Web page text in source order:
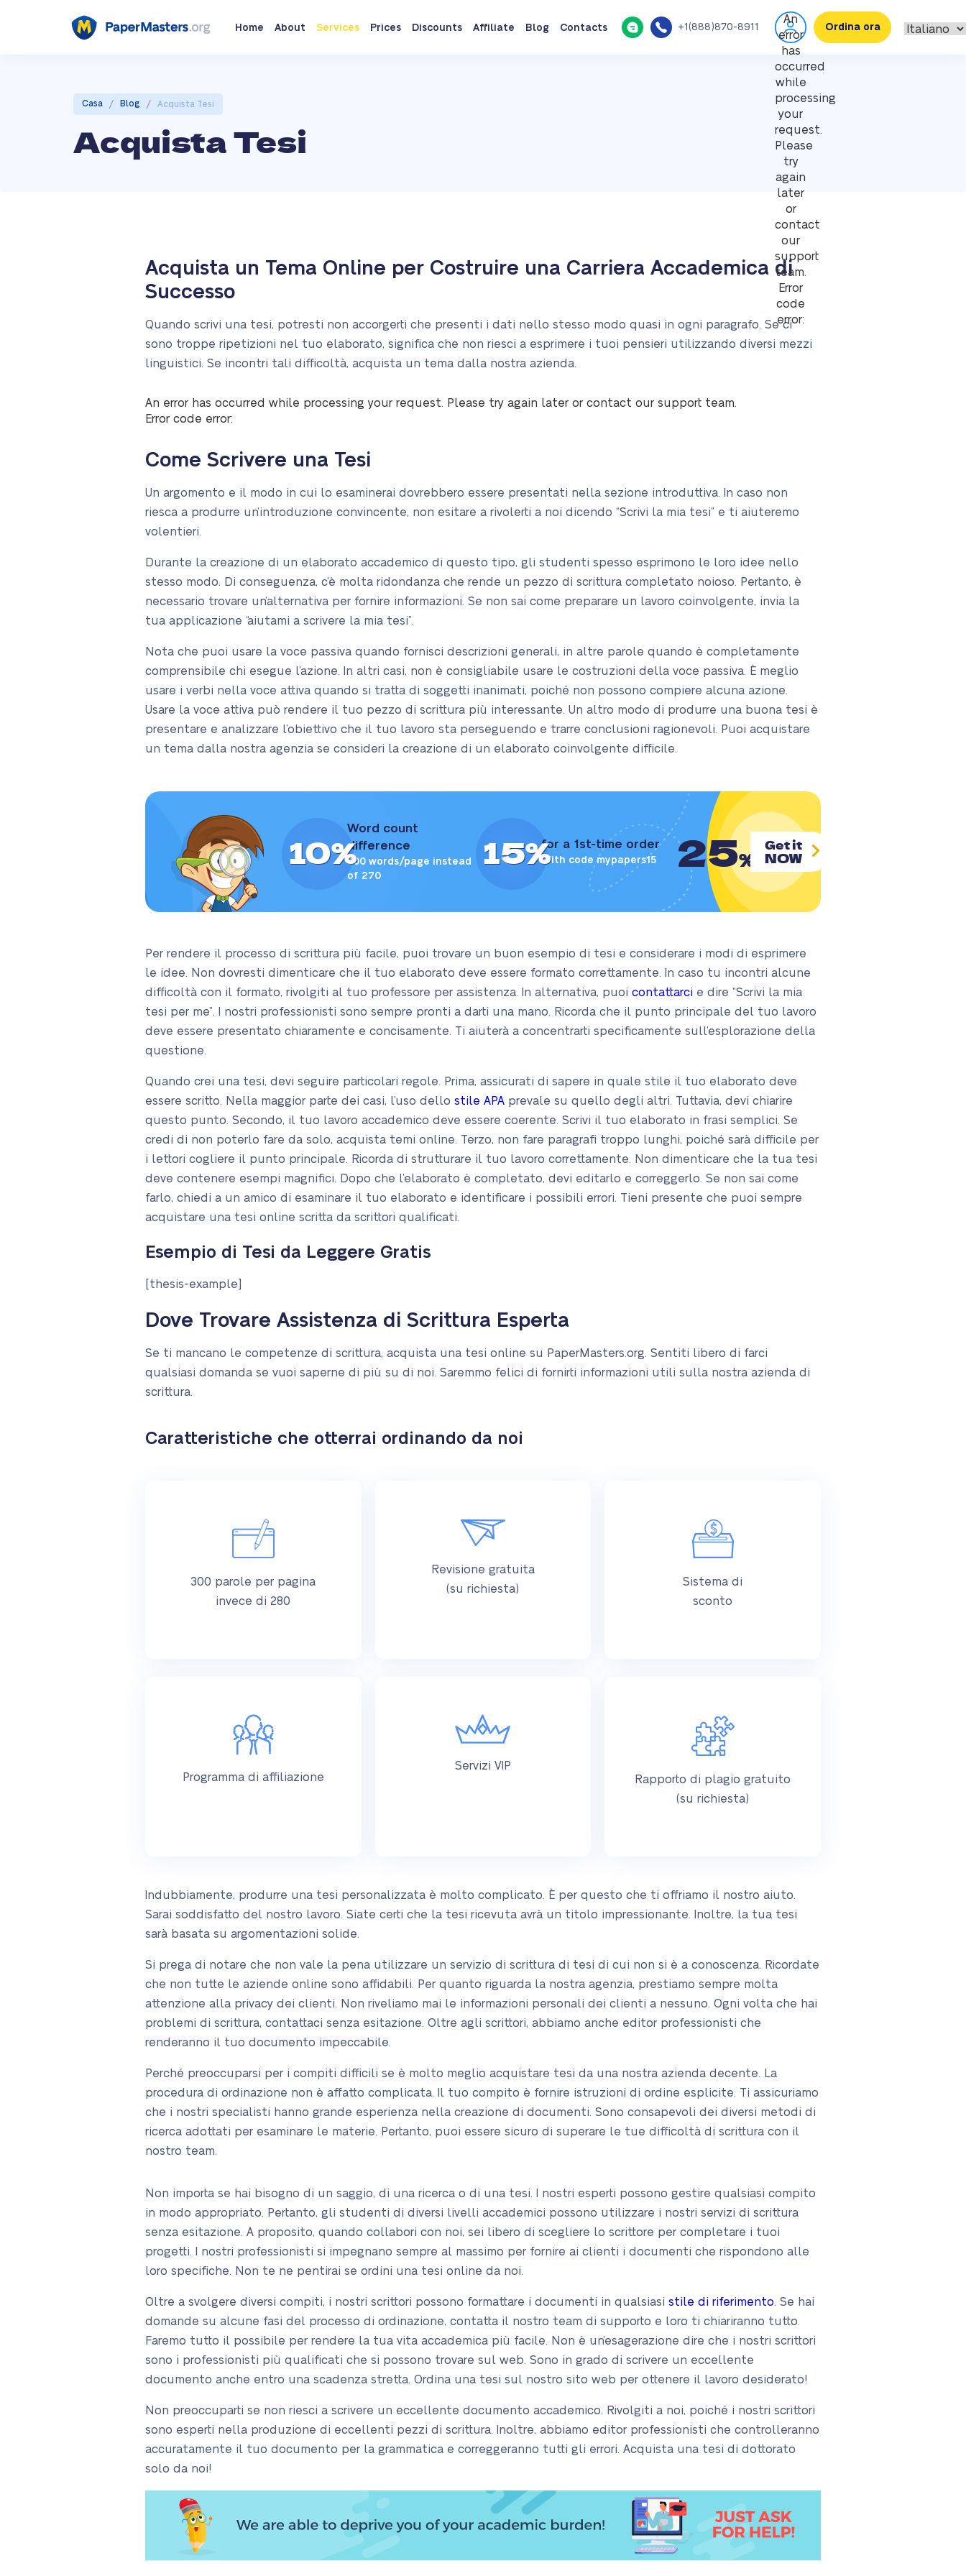
Home About Services Prices Discounts Affiliate Blog Contacts +1(888)870-8911
An
error
has
occurred
while
processing
your
request.
Please
try
again
later
or
contact
our
support
team.
Error
code
error:
Ordina ora
Casa / Blog / Acquista Tesi
Acquista Tesi
Acquista un Tema Online per Costruire una Carriera Accademica di
Successo
Quando scrivi una tesi, potresti non accorgerti che presenti i dati nello stesso modo quasi in ogni paragrafo. Se ci
sono troppe ripetizioni nel tuo elaborato, significa che non riesci a esprimere i tuoi pensieri utilizzando diversi mezzi
linguistici. Se incontri tali difficoltà, acquista un tema dalla nostra azienda.
An error has occurred while processing your request. Please try again later or contact our support team.
Error code error:
Come Scrivere una Tesi
Un argomento e il modo in cui lo esaminerai dovrebbero essere presentati nella sezione introduttiva. In caso non
riesca a produrre un’introduzione convincente, non esitare a rivolerti a noi dicendo “Scrivi la mia tesi” e ti aiuteremo
volentieri.
Durante la creazione di un elaborato accademico di questo tipo, gli studenti spesso esprimono le loro idee nello
stesso modo. Di conseguenza, c’è molta ridondanza che rende un pezzo di scrittura completato noioso. Pertanto, è
necessario trovare un’alternativa per fornire informazioni. Se non sai come preparare un lavoro coinvolgente, invia la
tua applicazione “aiutami a scrivere la mia tesi”.
Nota che puoi usare la voce passiva quando fornisci descrizioni generali, in altre parole quando è completamente
comprensibile chi esegue l’azione. In altri casi, non è consigliabile usare le costruzioni della voce passiva. È meglio
usare i verbi nella voce attiva quando si tratta di soggetti inanimati, poiché non possono compiere alcuna azione.
Usare la voce attiva può rendere il tuo pezzo di scrittura più interessante. Un altro modo di produrre una buona tesi è
presentare e analizzare l’obiettivo che il tuo lavoro sta perseguendo e trarre conclusioni ragionevoli. Puoi acquistare
un tema dalla nostra agenzia se consideri la creazione di un elaborato coinvolgente difficile.
10%
Word count
difference
300 words/page instead
of 270
15%for a 1st-time order
With code mypapers15 25%
Get it
NOW
Per rendere il processo di scrittura più facile, puoi trovare un buon esempio di tesi e considerare i modi di esprimere
le idee. Non dovresti dimenticare che il tuo elaborato deve essere formato correttamente. In caso tu incontri alcune
difficoltà con il formato, rivolgiti al tuo professore per assistenza. In alternativa, puoi contattarci e dire “Scrivi la mia
tesi per me”. I nostri professionisti sono sempre pronti a darti una mano. Ricorda che il punto principale del tuo lavoro
deve essere presentato chiaramente e concisamente. Ti aiuterà a concentrarti specificamente sull’esplorazione della
questione.
Quando crei una tesi, devi seguire particolari regole. Prima, assicurati di sapere in quale stile il tuo elaborato deve
essere scritto. Nella maggior parte dei casi, l’uso dello stile APA prevale su quello degli altri. Tuttavia, devi chiarire
questo punto. Secondo, il tuo lavoro accademico deve essere coerente. Scrivi il tuo elaborato in frasi semplici. Se
credi di non poterlo fare da solo, acquista temi online. Terzo, non fare paragrafi troppo lunghi, poiché sarà difficile per
i lettori cogliere il punto principale. Ricorda di strutturare il tuo lavoro correttamente. Non dimenticare che la tua tesi
deve contenere esempi magnifici. Dopo che l’elaborato è completato, devi editarlo e correggerlo. Se non sai come
farlo, chiedi a un amico di esaminare il tuo elaborato e identificare i possibili errori. Tieni presente che puoi sempre
acquistare una tesi online scritta da scrittori qualificati.
Esempio di Tesi da Leggere Gratis
[thesis-example]
Dove Trovare Assistenza di Scrittura Esperta
Se ti mancano le competenze di scrittura, acquista una tesi online su PaperMasters.org. Sentiti libero di farci
qualsiasi domanda se vuoi saperne di più su di noi. Saremmo felici di fornirti informazioni utili sulla nostra azienda di
scrittura.
Caratteristiche che otterrai ordinando da noi
300 parole per pagina
invece di 280
Revisione gratuita
(su richiesta)
Sistema di
sconto
Programma di affiliazione
Servizi VIP
Rapporto di plagio gratuito
(su richiesta)
Indubbiamente, produrre una tesi personalizzata è molto complicato. È per questo che ti offriamo il nostro aiuto.
Sarai soddisfatto del nostro lavoro. Siate certi che la tesi ricevuta avrà un titolo impressionante. Inoltre, la tua tesi
sarà basata su argomentazioni solide.
Si prega di notare che non vale la pena utilizzare un servizio di scrittura di tesi di cui non si è a conoscenza. Ricordate
che non tutte le aziende online sono affidabili. Per quanto riguarda la nostra agenzia, prestiamo sempre molta
attenzione alla privacy dei clienti. Non riveliamo mai le informazioni personali dei clienti a nessuno. Ogni volta che hai
problemi di scrittura, contattaci senza esitazione. Oltre agli scrittori, abbiamo anche editor professionisti che
renderanno il tuo documento impeccabile.
Perché preoccuparsi per i compiti difficili se è molto meglio acquistare tesi da una nostra azienda decente. La
procedura di ordinazione non è affatto complicata. Il tuo compito è fornire istruzioni di ordine esplicite. Ti assicuriamo
che i nostri specialisti hanno grande esperienza nella creazione di documenti. Sono consapevoli dei diversi metodi di
ricerca adottati per esaminare le materie. Pertanto, puoi essere sicuro di superare le tue difficoltà di scrittura con il
nostro team.
Non importa se hai bisogno di un saggio, di una ricerca o di una tesi. I nostri esperti possono gestire qualsiasi compito
in modo appropriato. Pertanto, gli studenti di diversi livelli accademici possono utilizzare i nostri servizi di scrittura
senza esitazione. A proposito, quando collabori con noi, sei libero di scegliere lo scrittore per completare i tuoi
progetti. I nostri professionisti si impegnano sempre al massimo per fornire ai clienti i documenti che rispondono alle
loro specifiche. Non te ne pentirai se ordini una tesi online da noi.
Oltre a svolgere diversi compiti, i nostri scrittori possono formattare i documenti in qualsiasi stile di riferimento. Se hai
domande su alcune fasi del processo di ordinazione, contatta il nostro team di supporto e loro ti chiariranno tutto.
Faremo tutto il possibile per rendere la tua vita accademica più facile. Non è un’esagerazione dire che i nostri scrittori
sono i professionisti più qualificati che si possono trovare sul web. Sono in grado di scrivere un eccellente
documento anche entro una scadenza stretta. Ordina una tesi sul nostro sito web per ottenere il lavoro desiderato!
Non preoccuparti se non riesci a scrivere un eccellente documento accademico. Rivolgiti a noi, poiché i nostri scrittori
sono esperti nella produzione di eccellenti pezzi di scrittura. Inoltre, abbiamo editor professionisti che controlleranno
accuratamente il tuo documento per la grammatica e correggeranno tutti gli errori. Acquista una tesi di dottorato
solo da noi!